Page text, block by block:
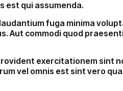
est qui assumenda.
fuga minima
Aut commodi quod
exercitationem sint
vel omnis est sint vero